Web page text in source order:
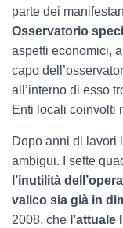
parte dei
Osservatorio
aspetti economici,
capo
all’interno di esso
Enti locali coinvolti
Dopo anni di lavori
ambigui. I sette
l’inutilità dell’opera
valico sia già in
2008, che